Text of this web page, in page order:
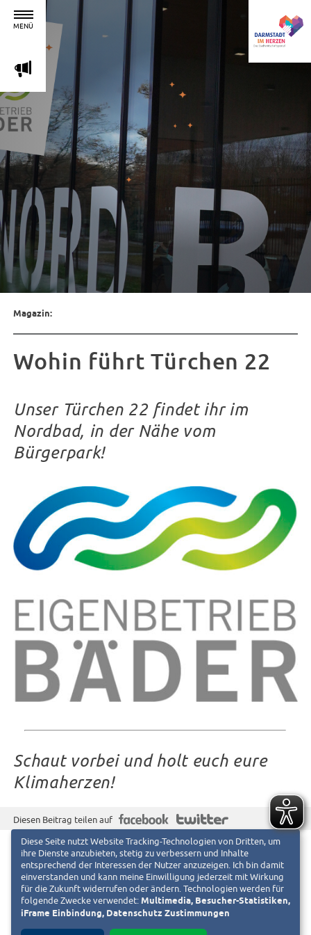
MENÜ
m
Magazin:
Wohin führt Türchen 22
Unser Türchen 22 findet ihr im
Nordbad, in der Nähe vom
Bürgerpark!
Schaut vorbei und holt euch eure
Klimaherzen!
Diesen Beitrag teilen auf f T
Diese Seite nutzt Website Tracking-Technologien von Dritten, um
ihre Dienste anzubieten, stetig zu verbessern und Inhalte
entsprechend der Interessen der Nutzer anzuzeigen. Ich bin damit
einverstanden und kann meine Einwilligung jederzeit mit Wirkung
für die Zukunft widerrufen oder ändern. Technologien werden für
folgende Zwecke verwendet: Multimedia, Besucher-Statistiken,
iFrame Einbindung, Datenschutz Zustimmungen